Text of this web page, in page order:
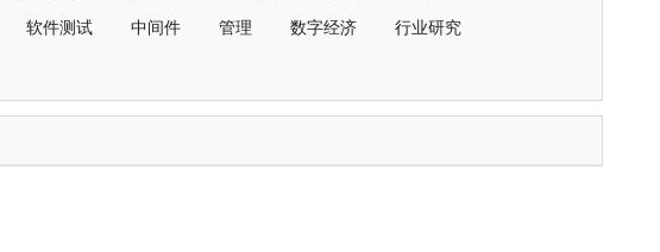
软件测试 中间件 管理 数字经济 行业研究